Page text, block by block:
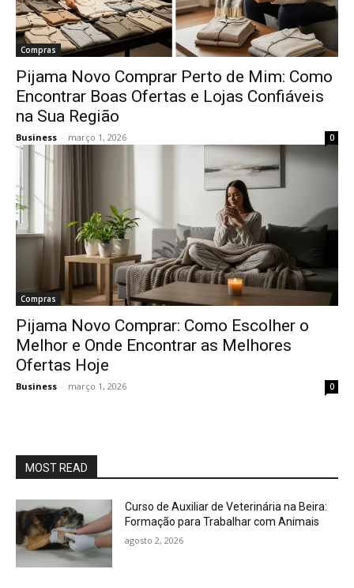
Compras
Pijama Novo Comprar Perto de Mim: Como
Encontrar Boas Ofertas e Lojas Confiáveis
na Sua Região
Business - março 1, 2026 0
Compras
Pijama Novo Comprar: Como Escolher o
Melhor e Onde Encontrar as Melhores
Ofertas Hoje
Business - março 1, 2026 0
MOST READ
Curso de Auxiliar de Veterinária na Beira:
Formação para Trabalhar com Animais
agosto 2, 2026